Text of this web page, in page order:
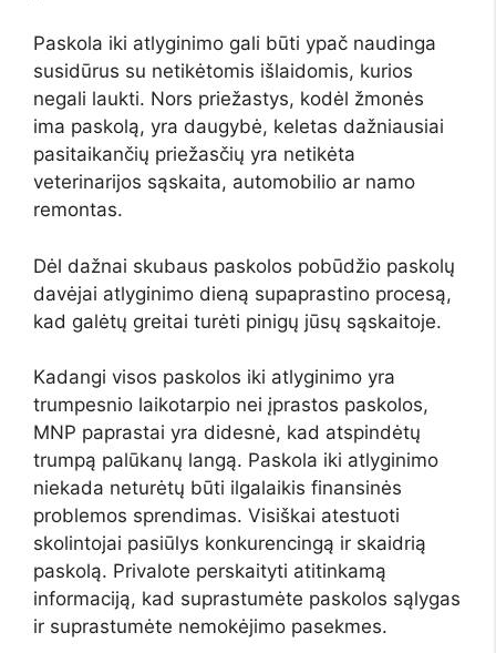
Paskola iki atlyginimo gali būti ypač naudinga
susidūrus su netikėtomis išlaidomis, kurios
negali laukti. Nors priežastys, kodėl žmonės
ima paskolą, yra daugybė, keletas dažniausiai
pasitaikančių priežasčių yra netikėta
veterinarijos sąskaita, automobilio ar namo
remontas.
Dėl dažnai skubaus paskolos pobūdžio paskolų
davėjai atlyginimo dieną supaprastino procesą,
kad galėtų greitai turėti pinigų jūsų sąskaitoje.
Kadangi visos paskolos iki atlyginimo yra
trumpesnio laikotarpio nei įprastos paskolos,
MNP paprastai yra didesnė, kad atspindėtų
trumpą palūkanų langą. Paskola iki atlyginimo
niekada neturėtų būti ilgalaikis finansinės
problemos sprendimas. Visiškai atestuoti
skolintojai pasiūlys konkurencingą ir skaidrią
paskolą. Privalote perskaityti atitinkamą
informaciją, kad suprastumėte paskolos sąlygas
ir suprastumėte nemokėjimo pasekmes.